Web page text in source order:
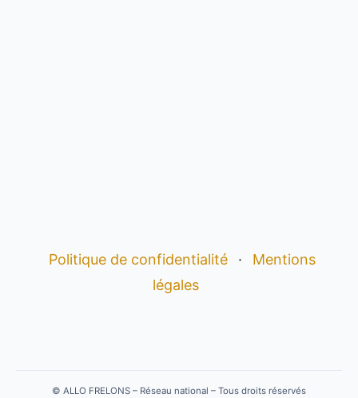
Politique de confidentialité ·
Mentions
légales
© ALLO FRELONS – Réseau national – Tous droits réservés